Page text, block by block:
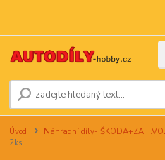
Úvod Náhradní díly-
2ks